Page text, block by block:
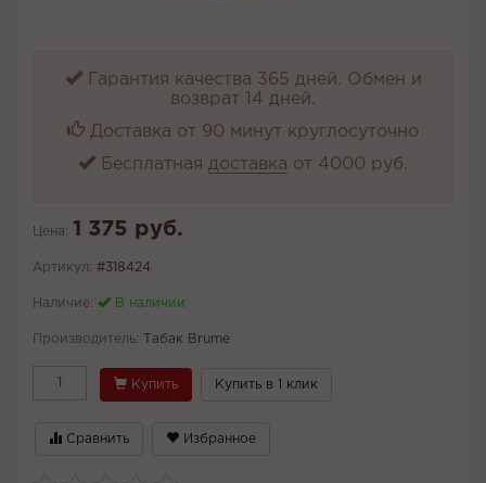
Гарантия качества 365 дней. Обмен и
возврат 14 дней.
Доставка от 90 минут круглосуточно
Бесплатная доставка от 4000 руб.
Цена: 1 375 руб.
Артикул: #318424
Наличие: В наличии
Производитель: Табак Brume
Купить Купить в 1 клик
Сравнить Избранное